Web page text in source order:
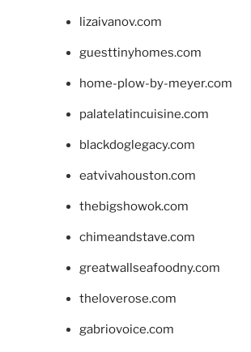
lizaivanov.com
guesttinyhomes.com
home-plow-by-meyer.com
palatelatincuisine.com
blackdoglegacy.com
eatvivahouston.com
thebigshowok.com
chimeandstave.com
greatwallseafoodny.com
theloverose.com
gabriovoice.com